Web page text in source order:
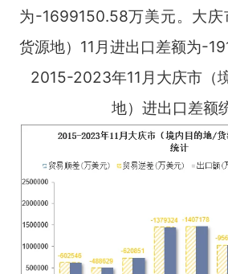
为-1699150.58万美元。大
货源地）11月进出口差额为-
2015-2023年11月大庆市（
地）进出口差额